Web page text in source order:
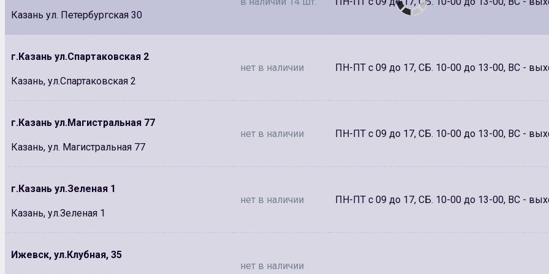
Казань ул. Петербургская 30
г.Казань ул.Спартаковская 2
Казань, ул.Спартаковская 2
нет в наличии ПН-ПТ с 09 до 17, СБ. 10-00 до 13-00, ВС -
г.Казань ул.Магистральная 77
Казань, ул. Магистральная 77
нет в наличии ПН-ПТ с 09 до 17, СБ. 10-00 до 13-00, ВС -
г.Казань ул.Зеленая 1
Казань, ул.Зеленая 1
нет в наличии ПН-ПТ с 09 до 17, СБ. 10-00 до 13-00, ВС -
Ижевск, ул.Клубная, 35
нет в наличии